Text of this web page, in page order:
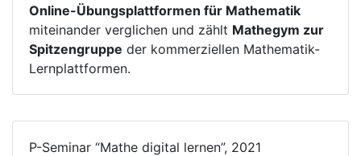
Online-Übungsplattformen für Mathematik
miteinander verglichen und zählt Mathegym zur
Spitzengruppe der kommerziellen Mathematik-
Lernplattformen.
P-Seminar “Mathe digital lernen”, 2021